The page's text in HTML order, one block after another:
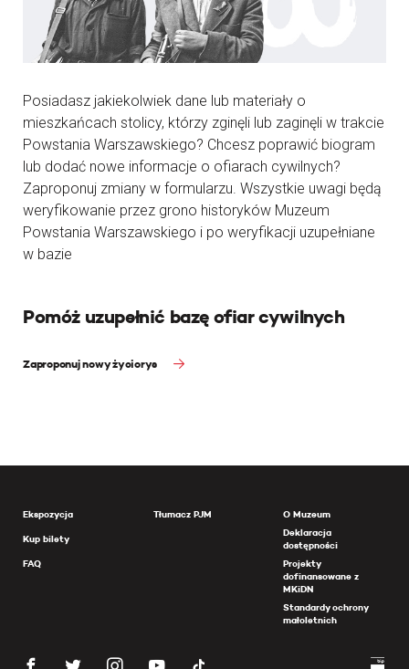
Posiadasz jakiekolwiek dane lub materiały o
mieszkańcach stolicy, którzy zginęli lub zaginęli w trakcie
Powstania Warszawskiego? Chcesz poprawić biogram
lub dodać nowe informacje o ofiarach cywilnych?
Zaproponuj zmiany w formularzu. Wszystkie uwagi będą
weryfikowanie przez grono historyków Muzeum
Powstania Warszawskiego i po weryfikacji uzupełniane
w bazie
Pomóż uzupełnić bazę ofiar cywilnych
Zaproponuj nowy życiorys
Ekspozycja
Kup bilety
FAQ
Tłumacz PJM
O Muzeum
Deklaracja
dostępności
Projekty
dofinansowane z
MKiDN
Standardy ochrony
małoletnich